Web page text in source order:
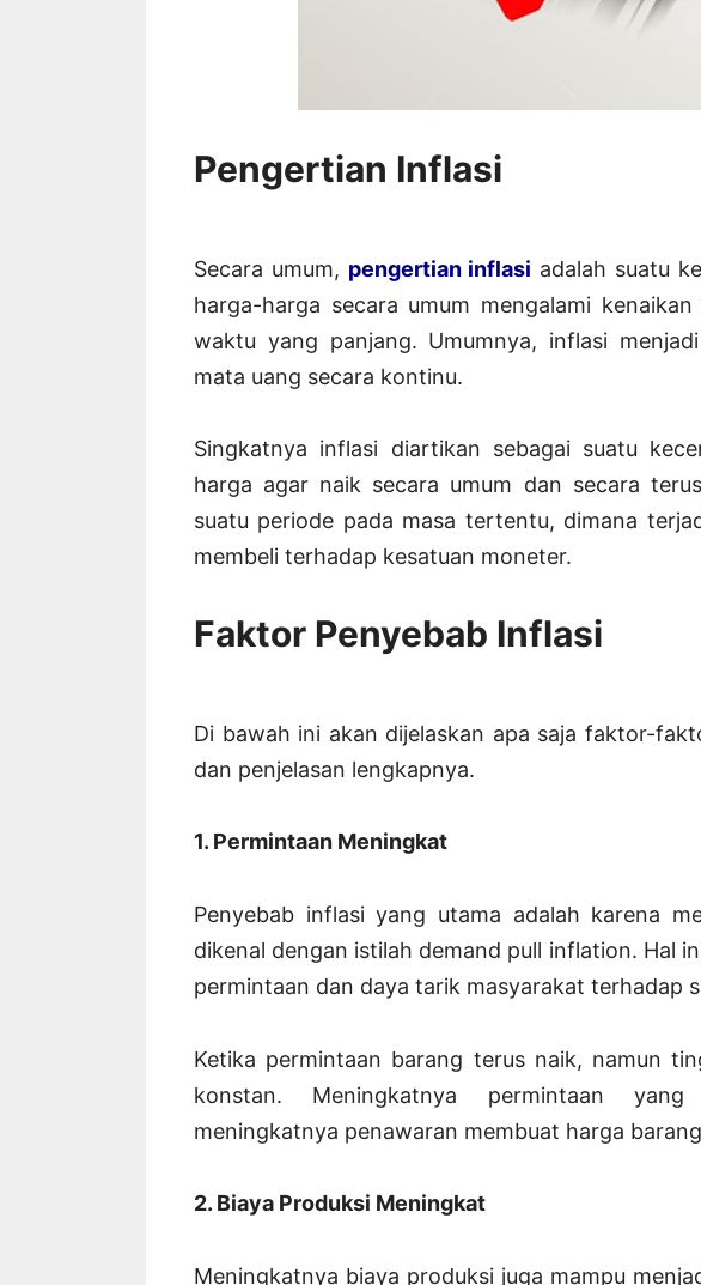
Pengertian Inflasi
Secara umum, pengertian inflasi adalah suatu
harga-harga secara umum mengalami
waktu yang panjang. Umumnya, inflasi
mata uang secara kontinu.
Singkatnya inflasi diartikan sebagai suatu
harga agar naik secara umum dan secara
suatu periode pada masa tertentu, dimana
membeli terhadap kesatuan moneter.
Faktor Penyebab Inflasi
Di bawah ini akan dijelaskan apa saja faktor-
dan penjelasan lengkapnya.
1. Permintaan Meningkat
Penyebab inflasi yang utama adalah karena
dikenal dengan istilah demand pull inflation. Hal
permintaan dan daya tarik masyarakat terhadap
Ketika permintaan barang terus naik, namun
konstan. Meningkatnya permintaan
meningkatnya penawaran membuat harga
2. Biaya Produksi Meningkat
Meningkatnya biaya produksi juga mampu